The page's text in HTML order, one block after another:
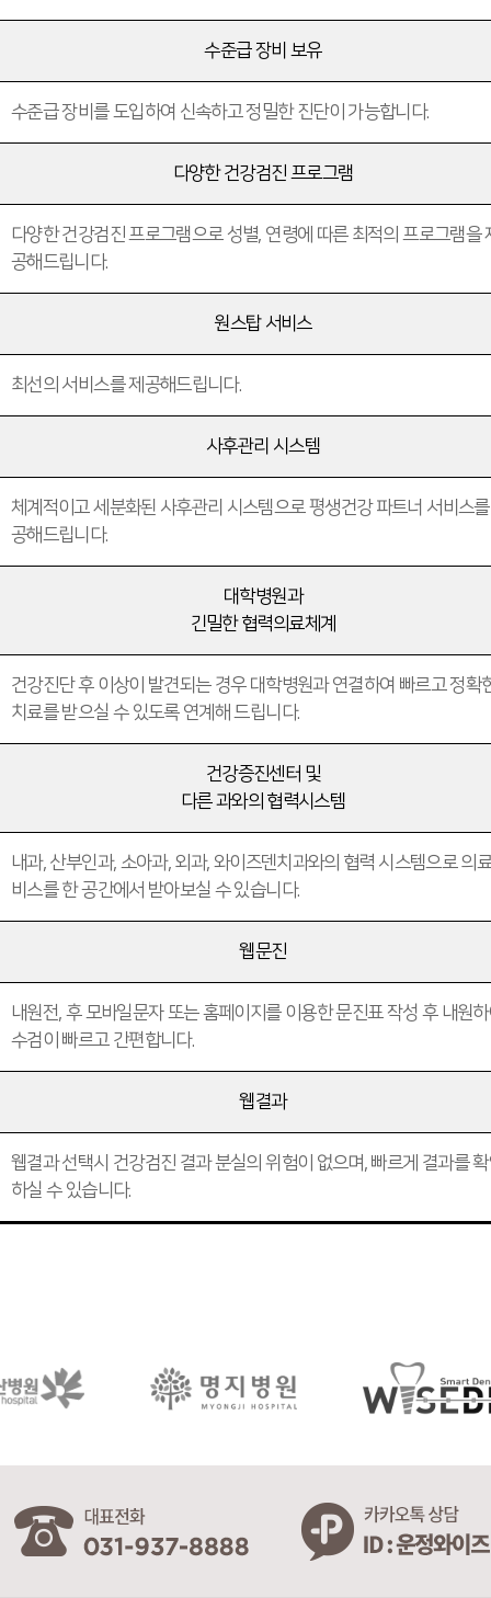
수준급 장비 보유
수준급 장비를 도입하여 신속하고 정밀한 진단이 가능합니다.
다양한 건강검진 프로그램
다양한 건강검진 프로그램으로 성별, 연령에 따른 최적의 프로그램을
공해드립니다.
원스탑 서비스
최선의 서비스를 제공해드립니다.
사후관리 시스템
체계적이고 세분화된 사후관리 시스템으로 평생건강 파트너 서비스
공해드립니다.
대학병원과
긴밀한 협력의료체계
건강진단 후 이상이 발견되는 경우 대학병원과 연결하여 빠르고 정확
치료를 받으실 수 있도록 연계해 드립니다.
건강증진센터 및
다른 과와의 협력시스템
내과, 산부인과, 소아과, 외과, 와이즈덴치과와의 협력 시스템으로 의
비스를 한 공간에서 받아보실 수 있습니다.
웹문진
내원전, 후 모바일문자 또는 홈페이지를 이용한 문진표 작성 후 내원
수검이 빠르고 간편합니다.
웹결과
웹결과 선택시 건강검진 결과 분실의 위험이 없으며, 빠르게 결과를
하실 수 있습니다.